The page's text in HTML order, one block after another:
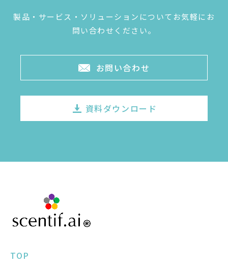
製品・サービス・ソリューションについてお気軽にお
問い合わせください。
お問い合わせ
資料ダウンロード
TOP